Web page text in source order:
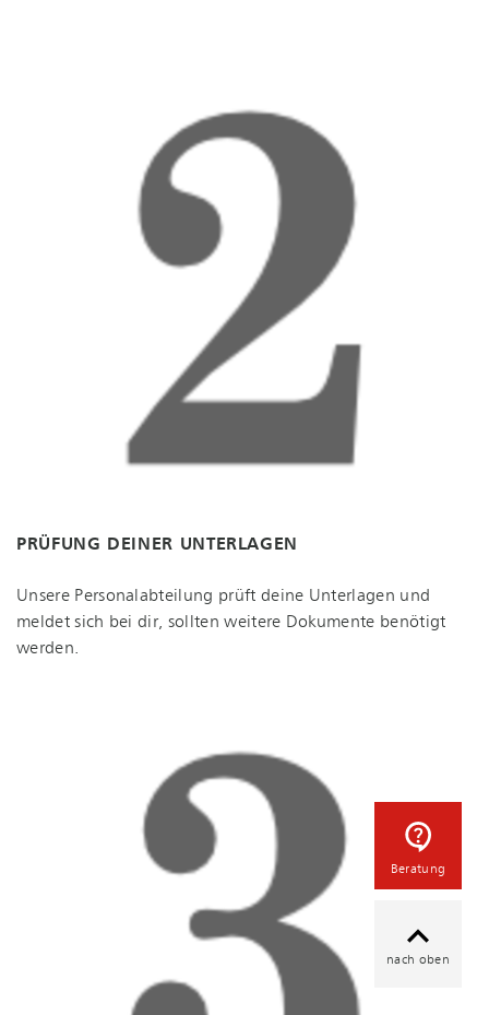
PRÜFUNG DEINER UNTERLAGEN
Unsere Per­so­nal­ab­tei­lung prüft deine Unterlagen und
meldet sich bei dir, sollten weitere Dokumente benötigt
werden.
Beratung
nach oben